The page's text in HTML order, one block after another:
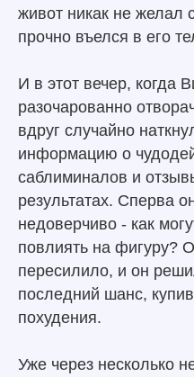
живот никак не желал
прочно въелся в его
И в этот вечер, когда
разочарованно
вдруг случайно
информацию о
саблиминалов и
результатах. Сперва
недоверчиво - как
повлиять на фигуру?
пересилило, и он
последний шанс,
похудения.
Уже через несколько